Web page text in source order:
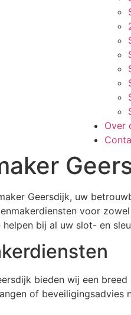
Over
Geersdijk, uw
voor
bij al uw slot- en
bieden wij een
of beveiligingsadvies